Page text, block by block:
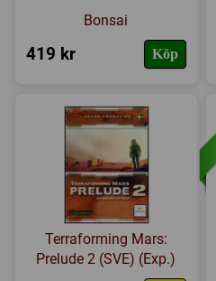
Bonsai
419 kr Köp
Terraforming Mars:
Prelude 2 (SVE) (Exp.)